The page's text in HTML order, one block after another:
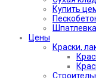
Купить
Цены
Краски,